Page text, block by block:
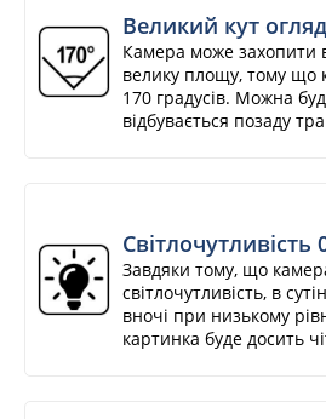
Великий кут
Камера може захопити
велику площу, тому що
170 градусів. Можна
відбувається позаду
Світлочутливість
Завдяки тому, що
світлочутливість, в
вночі при низькому
картинка буде досить